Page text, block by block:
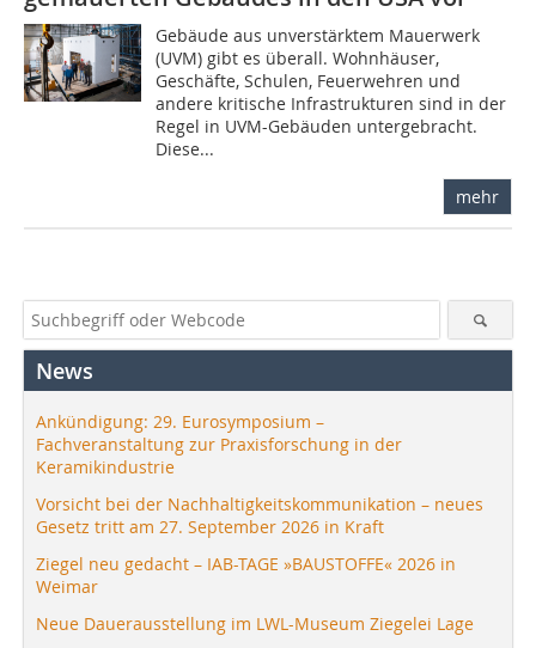
Gebäude aus unverstärktem Mauerwerk
(UVM) gibt es überall. Wohnhäuser,
Geschäfte, Schulen, Feuerwehren und
andere kritische Infrastrukturen sind in der
Regel in UVM-Gebäuden untergebracht.
Diese...
mehr
News
Ankündigung: 29. Eurosymposium –
Fachveranstaltung zur Praxisforschung in der
Keramikindustrie
Vorsicht bei der Nachhaltigkeitskommunikation – neues
Gesetz tritt am 27. September 2026 in Kraft
Ziegel neu gedacht – IAB-TAGE »BAUSTOFFE« 2026 in
Weimar
Neue Dauerausstellung im LWL-Museum Ziegelei Lage